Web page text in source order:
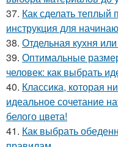
37. Как сделать
инструкция для
38. Отдельная кухня
39. Оптимальные
человек: как выбрать
40. Классика, которая
идеальное сочетание
белого цвета!
41. Как выбрать